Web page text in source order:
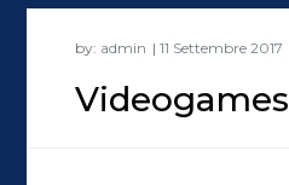
by: admin
Videogames